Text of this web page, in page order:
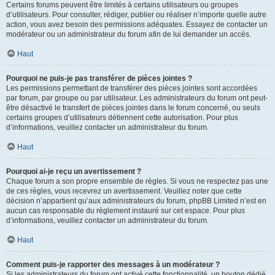
Certains forums peuvent être limités à certains utilisateurs ou groupes
d’utilisateurs. Pour consulter, rédiger, publier ou réaliser n’importe quelle autre
action, vous avez besoin des permissions adéquates. Essayez de contacter un
modérateur ou un administrateur du forum afin de lui demander un accès.
Haut
Pourquoi ne puis-je pas transférer de pièces jointes ?
Les permissions permettant de transférer des pièces jointes sont accordées
par forum, par groupe ou par utilisateur. Les administrateurs du forum ont peut-
être désactivé le transfert de pièces jointes dans le forum concerné, ou seuls
certains groupes d’utilisateurs détiennent cette autorisation. Pour plus
d’informations, veuillez contacter un administrateur du forum.
Haut
Pourquoi ai-je reçu un avertissement ?
Chaque forum a son propre ensemble de règles. Si vous ne respectez pas une
de ces règles, vous recevrez un avertissement. Veuillez noter que cette
décision n’appartient qu’aux administrateurs du forum, phpBB Limited n’est en
aucun cas responsable du règlement instauré sur cet espace. Pour plus
d’informations, veuillez contacter un administrateur du forum.
Haut
Comment puis-je rapporter des messages à un modérateur ?